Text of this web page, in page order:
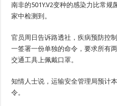
南非的501Y.V2变种的感染力比常
家中检测到。
官员周日告诉路透社，疾病预防控
一签署一份单独的命令，要求所有
交通工具上佩戴口罩。
知情人士说，运输安全管理局预计
令。